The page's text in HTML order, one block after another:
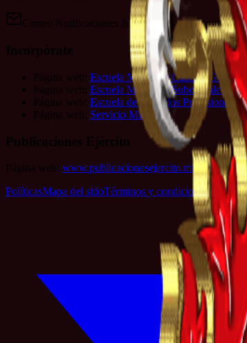
Correo Notificaciones Judiciales:
Incorpórate
Página web: Escuela Militar de Cadetes
Página web: Escuela Militar de Suboficiales
Página web: Escuela de Soldados Profesionales
Página web: Servicio Militar
Publicaciones Ejército
Página web: www.publicacionesejercito.mil.co
PolíticasMapa del sitioTérminos y condiciones